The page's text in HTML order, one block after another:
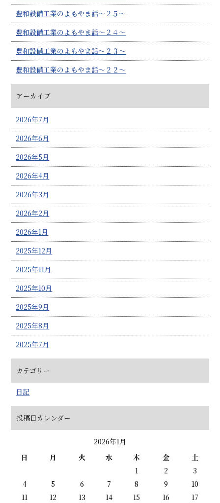
豊和設備工業のよもやま話～２５～
豊和設備工業のよもやま話～２４～
豊和設備工業のよもやま話～２３～
豊和設備工業のよもやま話～２２～
アーカイブ
2026年7月
2026年6月
2026年5月
2026年4月
2026年3月
2026年2月
2026年1月
2025年12月
2025年11月
2025年10月
2025年9月
2025年8月
2025年7月
カテゴリー
日記
投稿日カレンダー
2026年1月
日
月 火 水 木 金
土
1
2
3
4
5 6 7 8 9
10
11
12 13 14 15 16 17